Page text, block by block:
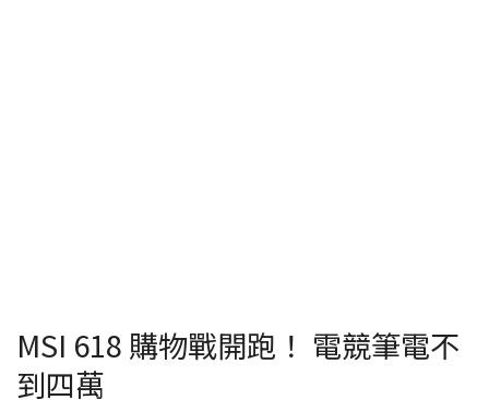
MSI 618 購物戰開跑！ 電競筆電不
到四萬